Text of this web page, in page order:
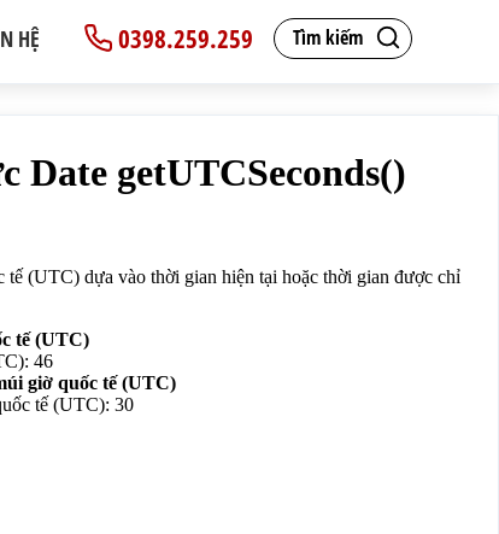
Tìm kiếm
0398.259.259
HỆ
Date:</p>